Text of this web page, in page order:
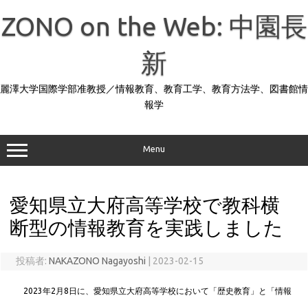
テ
ン
プ
ZONO on the Web: 中園長
新
麗澤大学国際学部准教授／情報教育、教育工学、教育方法学、図書館情
報学
Menu
愛知県立大府高等学校で教科横
断型の情報教育を実践しました
投稿者: NAKAZONO Nagayoshi 2023-02-15
2023年2月8日に、愛知県立大府高等学校において「歴史教育」と「情報